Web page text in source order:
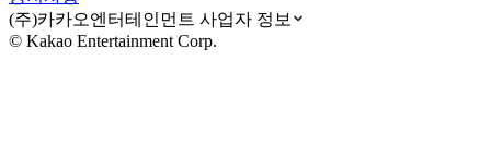
(주)카카오엔터테인먼트 사업자 정보
© Kakao Entertainment Corp.